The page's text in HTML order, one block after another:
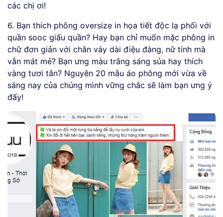
các chị ơi!
6. Bạn thích phông oversize in họa tiết độc lạ phối với
quần sooc giấu quần? Hay bạn chỉ muốn mặc phông in
chữ đơn giản với chân váy dài điệu đàng, nữ tính mà
vẫn mát mẻ? Bạn ưng màu trắng sáng sủa hay thích
vàng tươi tắn? Nguyên 20 mẫu áo phông mới vừa về
sáng nay của chúng mình vững chắc sẽ làm bạn ưng ý
đấy!